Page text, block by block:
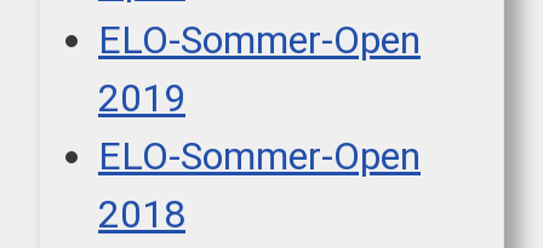
ELO-Sommer-Open
2019
ELO-Sommer-Open
2018